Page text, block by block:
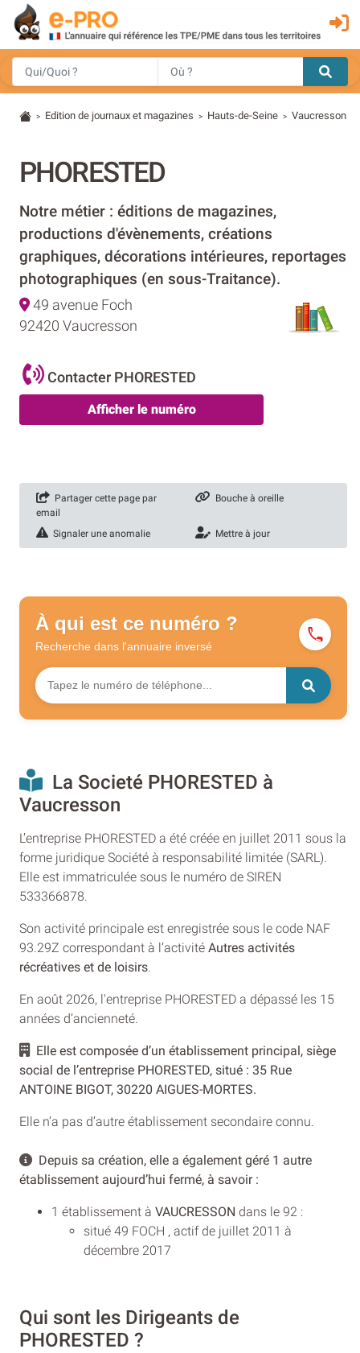
> Edition de journaux et magazines > Hauts-de-Seine > Vaucresson
PHORESTED
Notre métier : éditions de magazines,
productions d'évènements, créations
graphiques, décorations intérieures, reportages
photographiques (en sous-Traitance).
49 avenue Foch
92420 Vaucresson
Contacter PHORESTED
Afficher le numéro
Partager cette page par
email
Bouche à oreille
Signaler une anomalie Mettre à jour
À qui est ce numéro ?
Recherche dans l'annuaire inversé
La Societé PHORESTED à
Vaucresson
L’entreprise PHORESTED a été créée en juillet 2011 sous la
forme juridique Société à responsabilité limitée (SARL).
Elle est immatriculée sous le numéro de SIREN
533366878.
Son activité principale est enregistrée sous le code NAF
93.29Z correspondant à l’activité Autres activités
récréatives et de loisirs
En août 2026, l'entreprise PHORESTED a dépassé les 15
années d’ancienneté.
Elle est composée d’un établissement principal, siège
social de l’entreprise PHORESTED, situé : 35 Rue
ANTOINE BIGOT, 30220 AIGUES-MORTES.
Elle n’a pas d’autre établissement secondaire connu.
Depuis sa création, elle a également géré 1 autre
établissement aujourd’hui fermé, à savoir :
1 établissement à VAUCRESSON dans le 92 :
situé 49 FOCH , actif de juillet 2011 à
décembre 2017
Qui sont les Dirigeants de
PHORESTED ?